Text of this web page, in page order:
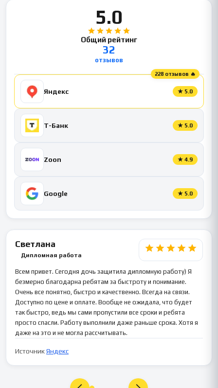
5.0
Общий рейтинг
32
отзывов
228 отзывов 🔥
Яндекс ★ 5.0
Т-Банк ★ 5.0
Zoon ★ 4.9
Google ★ 5.0
Светлана
Дипломная работа
Всем привет. Сегодня дочь защитила дипломную работу) Я
безмерно благодарна ребятам за быстроту и понимание.
Очень все понятно, быстро и качественно. Всегда на связи.
Доступно по цене и оплате. Вообще не ожидала, что будет
так быстро, ведь мы сами пропустили все сроки и ребята
просто спасли. Работу выполнили даже раньше срока. Хотя я
даже на это и не могла рассчитывать.
ИсточникЯндекс